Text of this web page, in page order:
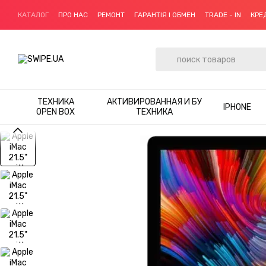
КАТАЛОГ ПРО НАС РЕМОНТ ГАРАНТІЯ І ОБМЕН TRADE - IN
ТЕХНИКА
OPEN BOX
АКТИВИРОВАННАЯ И БУ
ТЕХНИКА
IPHONE